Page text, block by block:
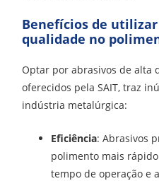
Benefícios de
qualidade no
Optar por abrasivos de alta
oferecidos pela SAIT, traz
indústria metalúrgica:
Eficiência: Abrasivos
polimento mais
tempo de operação e